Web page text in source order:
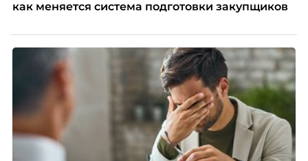
как меняется система подготовки закупщиков